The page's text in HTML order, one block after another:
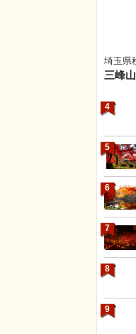
埼玉県
三峰山
4
5
6
7
8
9